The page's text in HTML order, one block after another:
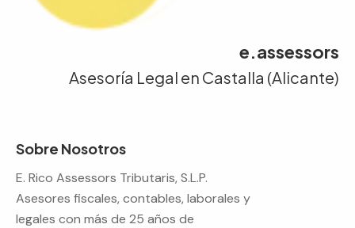
e.assessors
Asesoría Legal en Castalla (Alicante)
Sobre Nosotros
E. Rico Assessors Tributaris, S.L.P.
Asesores fiscales, contables, laborales y
legales con más de 25 años de